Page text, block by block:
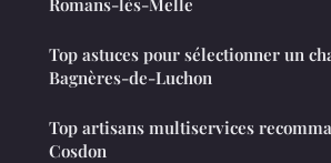
Top astuces pour sélectionner un
Bagnères-de-Luchon
Top artisans multiservices
Cosdon